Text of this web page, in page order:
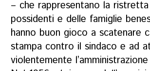
– che rappresentano la
possidenti e delle famiglie
hanno buon gioco a scatenare
stampa contro il sindaco e ad
violentemente